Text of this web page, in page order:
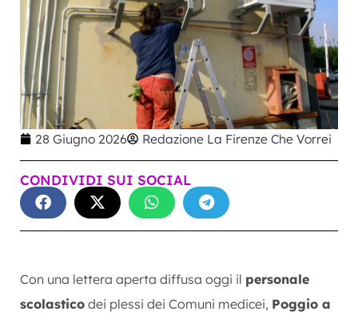
28 Giugno 2026 Redazione La Firenze Che Vorrei
CONDIVIDI SUI SOCIAL
Con una lettera aperta diffusa oggi il personale
scolastico dei plessi dei Comuni medicei, Poggio a